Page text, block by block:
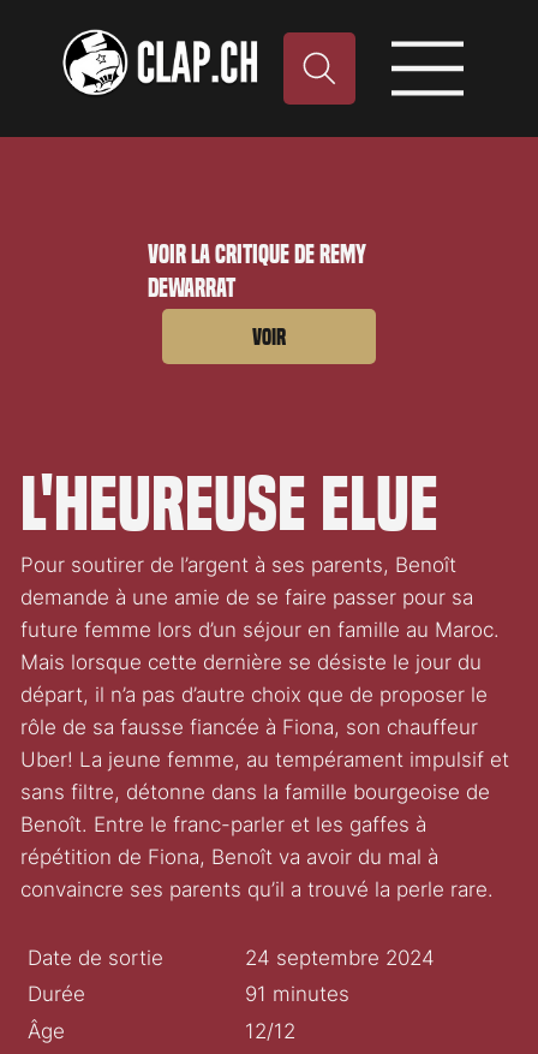
Voir la critique de Remy
Dewarrat
Voir
L'Heureuse Elue
Pour soutirer de l’argent à ses parents, Benoît
demande à une amie de se faire passer pour sa
future femme lors d’un séjour en famille au Maroc.
Mais lorsque cette dernière se désiste le jour du
départ, il n’a pas d’autre choix que de proposer le
rôle de sa fausse fiancée à Fiona, son chauffeur
Uber! La jeune femme, au tempérament impulsif et
sans filtre, détonne dans la famille bourgeoise de
Benoît. Entre le franc-parler et les gaffes à
répétition de Fiona, Benoît va avoir du mal à
convaincre ses parents qu’il a trouvé la perle rare.
Date de sortie
24 septembre 2024
Durée
91 minutes
Âge
12/12